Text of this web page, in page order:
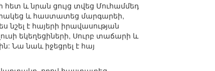
և նրան ցույց տվեց Մուհամմեդ
և հաստատեց մարգարեի,
է հայերի իրավասության
եկեղեցիների, Սուրբ տաճարի և
Նա նաև իջեցրել է հայ